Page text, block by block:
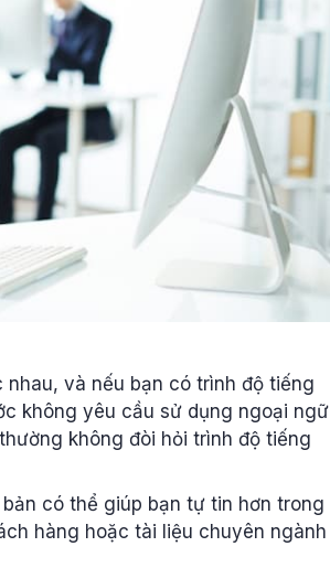
và nếu bạn có trình độ tiếng
không yêu cầu sử dụng ngoại ngữ
không đòi hỏi trình độ tiếng
có thể giúp bạn tự tin hơn trong
hàng hoặc tài liệu chuyên ngành